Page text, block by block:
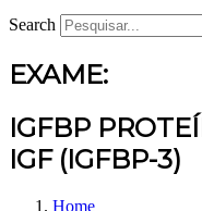
Search
EXAME:
IGFBP
IGF (IGFBP-3)
Home